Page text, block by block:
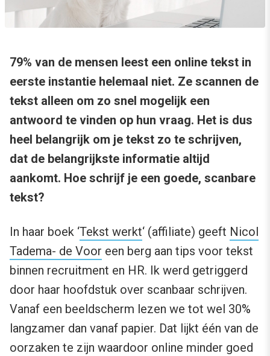
79% van de mensen leest een online tekst in
eerste instantie helemaal niet. Ze scannen de
tekst alleen om zo snel mogelijk een
antwoord te vinden op hun vraag. Het is dus
heel belangrijk om je tekst zo te schrijven,
dat de belangrijkste informatie altijd
aankomt. Hoe schrijf je een goede, scanbare
tekst?
In haar boek ‘Tekst werkt‘ (affiliate) geeft Nicol
Tadema- de Voor een berg aan tips voor tekst
binnen recruitment en HR. Ik werd getriggerd
door haar hoofdstuk over scanbaar schrijven.
Vanaf een beeldscherm lezen we tot wel 30%
langzamer dan vanaf papier. Dat lijkt één van de
oorzaken te zijn waardoor online minder goed